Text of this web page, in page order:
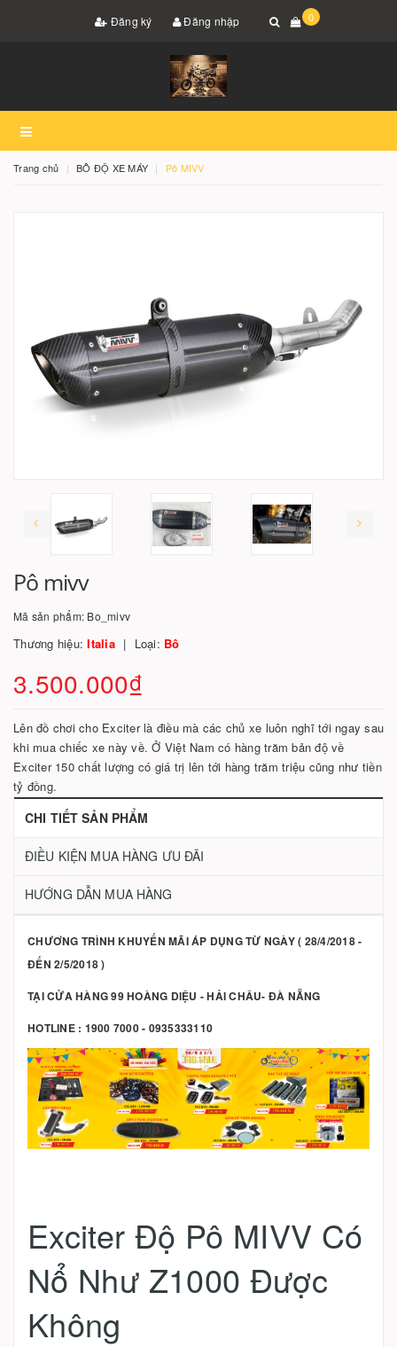
Đăng ký Đăng nhập 0
Trang chủ BÔ ĐỘ XE MÁY Pô MIVV
Pô mivv
Mã sản phẩm: Bo_mivv
Thương hiệu:Italia Loại: Bô
3.500.000₫
Lên đồ chơi cho Exciter là điều mà các chủ xe luôn nghĩ tới ngay sau
khi mua chiếc xe này về. Ở Việt Nam có hàng trăm bản độ về
Exciter 150 chất lượng có giá trị lên tới hàng trăm triệu cũng như tiền
tỷ đồng.
CHI TIẾT SẢN PHẨM
ĐIỀU KIỆN MUA HÀNG ƯU ĐÃI
HƯỚNG DẪN MUA HÀNG
CHƯƠNG TRÌNH KHUYẾN MÃI ÁP DỤNG TỪ NGÀY ( 28/4/2018 -
ĐẾN 2/5/2018 )
TẠI CỬA HÀNG 99 HOÀNG DIỆU - HẢI CHÂU- ĐÀ NẴNG
HOTLINE : 1900 7000 - 0935333110
Exciter Độ Pô MIVV Có
Nổ Như Z1000 Được
Không